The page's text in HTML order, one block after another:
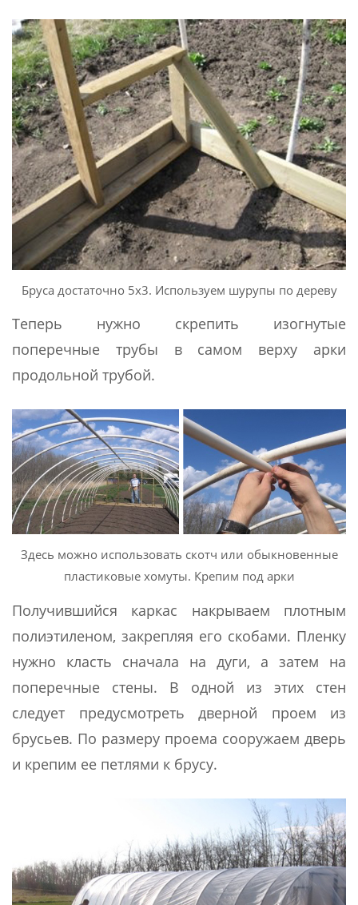
Бруса достаточно 5х3. Используем шурупы по дереву
Теперь нужно скрепить изогнутые
поперечные трубы в самом верху арки
продольной трубой.
Здесь можно использовать скотч или обыкновенные
пластиковые хомуты. Крепим под арки
Получившийся каркас накрываем плотным
полиэтиленом, закрепляя его скобами. Пленку
нужно класть сначала на дуги, а затем на
поперечные стены. В одной из этих стен
следует предусмотреть дверной проем из
брусьев. По размеру проема сооружаем дверь
и крепим ее петлями к брусу.